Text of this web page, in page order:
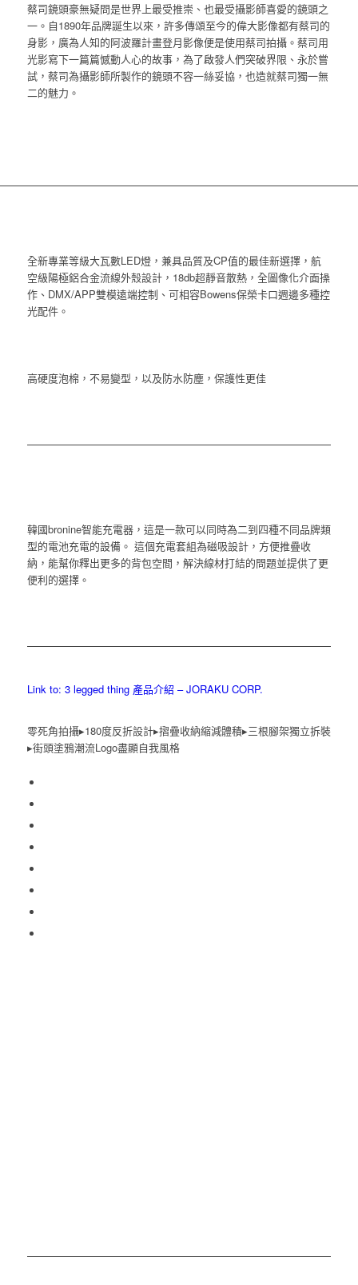
蔡司鏡頭豪無疑問是世界上最受推崇、也最受攝影師喜愛的鏡頭之
一。自1890年品牌誕生以來，許多傳頌至今的偉大影像都有蔡司的
身影，廣為人知的阿波羅計畫登月影像便是使用蔡司拍攝。蔡司用
光影寫下一篇篇憾動人心的故事，為了啟發人們突破界限、永於嘗
試，蔡司為攝影師所製作的鏡頭不容一絲妥協，也造就蔡司獨一無
二的魅力。
全新專業等級大瓦數LED燈，兼具品質及CP值的最佳新選擇，航
空級陽極鋁合金流線外殼設計，18db超靜音散熱，全圖像化介面操
作、DMX/APP雙模遠端控制、可相容Bowens保榮卡口週邊多種控
光配件。
高硬度泡棉，不易變型，以及防水防塵，保護性更佳
韓國bronine智能充電器，這是一款可以同時為二到四種不同品牌類
型的電池充電的設備。 這個充電套組為磁吸設計，方便推疊收
納，能幫你釋出更多的背包空間，解決線材打結的問題並提供了更
便利的選擇。
Link to: 3 legged thing 產品介紹 – JORAKU CORP.
零死角拍攝▸180度反折設計▸摺疊收納縮減體積▸三根腳架獨立拆裝
▸街頭塗鴉潮流Logo盡顯自我風格